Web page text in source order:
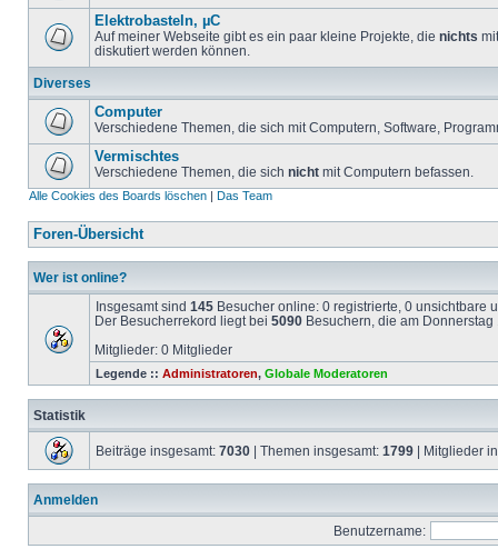
Elektrobasteln, µC
Auf meiner Webseite gibt es ein paar kleine Projekte, die nichts
diskutiert werden können.
Diverses
Computer
Verschiedene Themen, die sich mit Computern, Software,
Vermischtes
Verschiedene Themen, die sich nicht mit Computern befassen.
Alle Cookies des Boards löschen | Das Team
Foren-Übersicht
Wer ist online?
Insgesamt sind 145 Besucher online: 0 registrierte, 0 unsichtbare
Der Besucherrekord liegt bei 5090 Besuchern, die am
Mitglieder: 0 Mitglieder
Legende :: Administratoren, Globale Moderatoren
Statistik
Beiträge insgesamt: 7030 | Themen insgesamt: 1799 | Mitglieder
Anmelden
Benutzername: